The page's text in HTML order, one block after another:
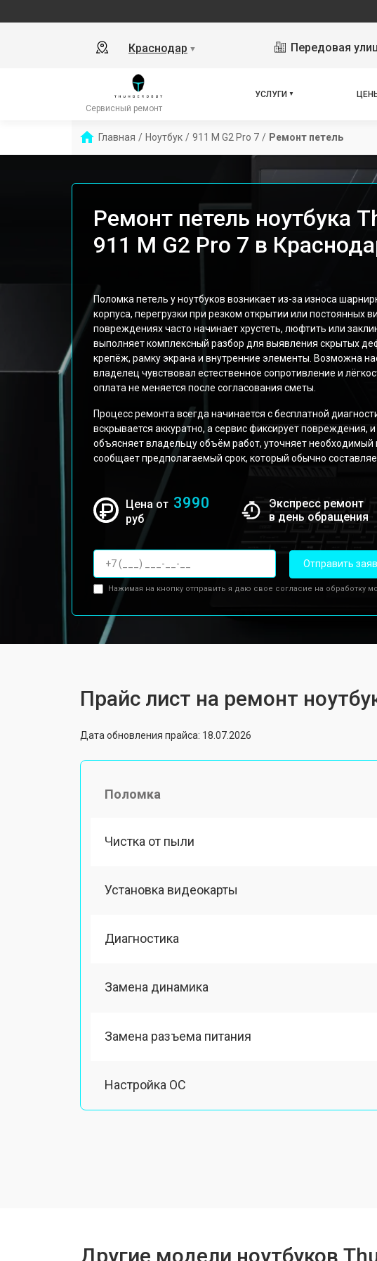
Краснодар ▼ Передовая
Сервисный ремонт
УСЛУГИ
Главная / Ноутбук / 911 M G2 Pro 7 / Ремонт петель
Ремонт петель ноутбука
911 M G2 Pro 7 в
Поломка петель у ноутбуков возникает из-за износа
корпуса, перегрузки при резком открытии или постоянных
повреждениях часто начинает хрустеть, люфтить или
выполняет комплексный разбор для выявления скрытых
крепёж, рамку экрана и внутренние элементы. Возможна
владелец чувствовал естественное сопротивление и
оплата не меняется после согласования сметы.
Процесс ремонта всегда начинается с бесплатной
вскрывается аккуратно, а сервис фиксирует повреждения,
объясняет владельцу объём работ, уточняет
сообщает предполагаемый срок, который обычно
Цена от 3990
руб
Экспресс ремонт
в день обращения
Отправить
Нажимая на кнопку отправить я даю свое согласие на обработку
Прайс лист на ремонт
Дата обновления прайса: 18.07.2026
Поломка
Чистка от пыли
Установка видеокарты
Диагностика
Замена динамика
Замена разъема питания
Настройка ОС
Другие модели ноутбуков